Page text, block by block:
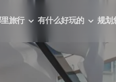
旅行 有什么好玩的 规划